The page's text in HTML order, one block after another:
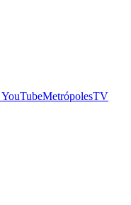
YouTubeMetrópolesTV